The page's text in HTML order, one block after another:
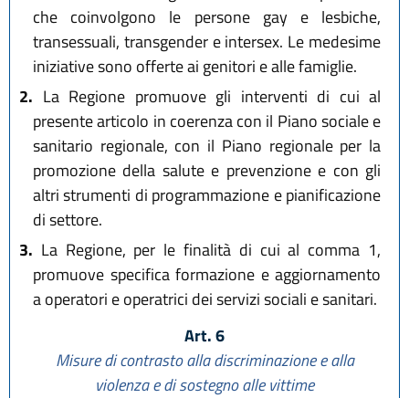
che coinvolgono le persone gay e lesbiche,
transessuali, transgender e intersex. Le medesime
iniziative sono offerte ai genitori e alle famiglie.
2. La Regione promuove gli interventi di cui al
presente articolo in coerenza con il Piano sociale e
sanitario regionale, con il Piano regionale per la
promozione della salute e prevenzione e con gli
altri strumenti di programmazione e pianificazione
di settore.
3. La Regione, per le finalità di cui al comma 1,
promuove specifica formazione e aggiornamento
a operatori e operatrici dei servizi sociali e sanitari.
Art. 6
Misure di contrasto alla discriminazione e alla
violenza e di sostegno alle vittime